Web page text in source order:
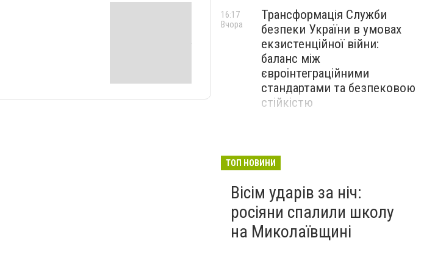
Трансформація Служби
безпеки України в умовах
екзистенційної війни:
баланс між
євроінтеграційними
стандартами та безпековою
стійкістю
16:17
Вчора
на 20%: Уряд підбив
навчального року
ТОП НОВИНИ
Вісім ударів за ніч:
росіяни спалили школу
на Миколаївщині